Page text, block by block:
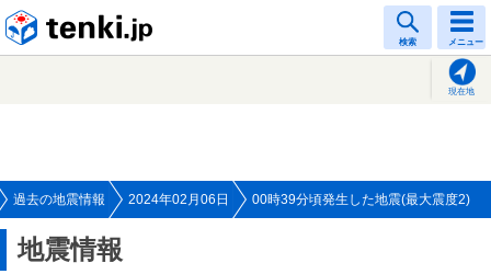
検索 メニュー
現在地
過去の地震情報 2024年02月06日 00時39分頃発生した地震(最大震度2)
地震情報